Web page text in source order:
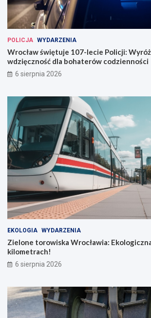
POLICJA WYDARZENIA
Wrocław świętuje 107-lecie Policji:
wdzięczność dla bohaterów codzienności
6 sierpnia 2026
EKOLOGIA WYDARZENIA
Zielone torowiska Wrocławia:
kilometrach!
6 sierpnia 2026